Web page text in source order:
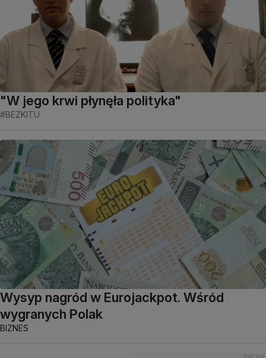
"W jego krwi płynęła polityka"
#BEZKITU
Wysyp nagród w Eurojackpot. Wśród
wygranych Polak
BIZNES